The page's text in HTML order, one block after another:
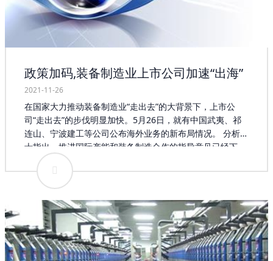
益，达成合作意识，合力把轴承产业规模做大，把企业做
强。轴承工厂店的专家在这一方面，提出了应对建议，用好
用活现有的基础条件，搭建好政府扶持平台，推动产业稳步
发展；直面当前轴承产业发展存在的问题和困难，共同解决
持力度；要有计划有目标引进有实力的企业入驻，通过大企
业来带动小企业发展，把轴承产业不断做大做强。同时，要
加强与政府、金融机构的沟通联系，相互支持，携手共进。
政策加码,装备制造业上市公司加速“出海”
2021-11-26
在国家大力推动装备制造业“走出去”的大背景下，上市公
司“走出去”的步伐明显加快。5月26日，就有中国武夷、祁
连山、宁波建工等公司公布海外业务的新布局情况。 分析人
士指出，推进国际产能和装备制造合作的指导意见已经下
发，相关配套政策措施将陆续出台，装备制造、工程施工等
重点行业将明显受益扶持政策，相关上市公司表现值得期
待。上市公司加速“走出去” 中国武夷5月26日公告称，公司
近日在肯尼亚、埃塞俄比亚和乌干达等国家先后承接到四个
建筑工程施工项目。建筑工程施工承包或分包合同均已签
订，合同累计金额约为4.54亿元人民币。这些合同中，工期
最长的为20个月，最短的为270天，随着合同的推进，将给
中国武夷带来经营利润。 祁连山5月26日公告称，5月25